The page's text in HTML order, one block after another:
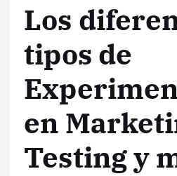
Los
tipos de
en
Testing y